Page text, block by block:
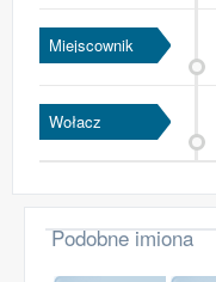
Miejscownik
Wołacz
Podobne imiona